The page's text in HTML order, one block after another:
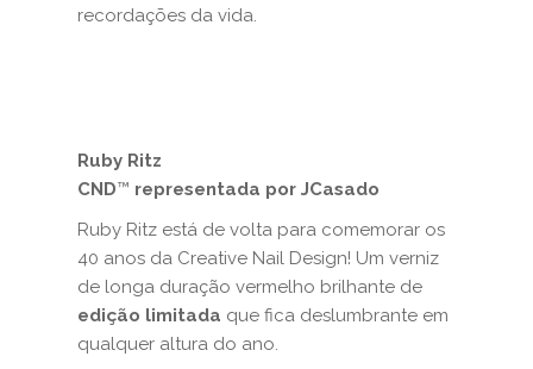
recordações da vida.
Ruby Ritz
CND™ representada por JCasado
Ruby Ritz está de volta para comemorar os
40 anos da Creative Nail Design! Um verniz
de longa duração vermelho brilhante de
edição limitada que fica deslumbrante em
qualquer altura do ano.